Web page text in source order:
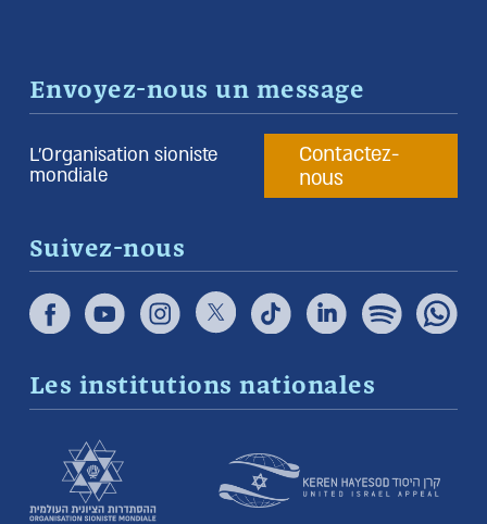
Envoyez-nous un message
L’Organisation sioniste
mondiale
Contactez-
nous
Suivez-nous
Les institutions nationales